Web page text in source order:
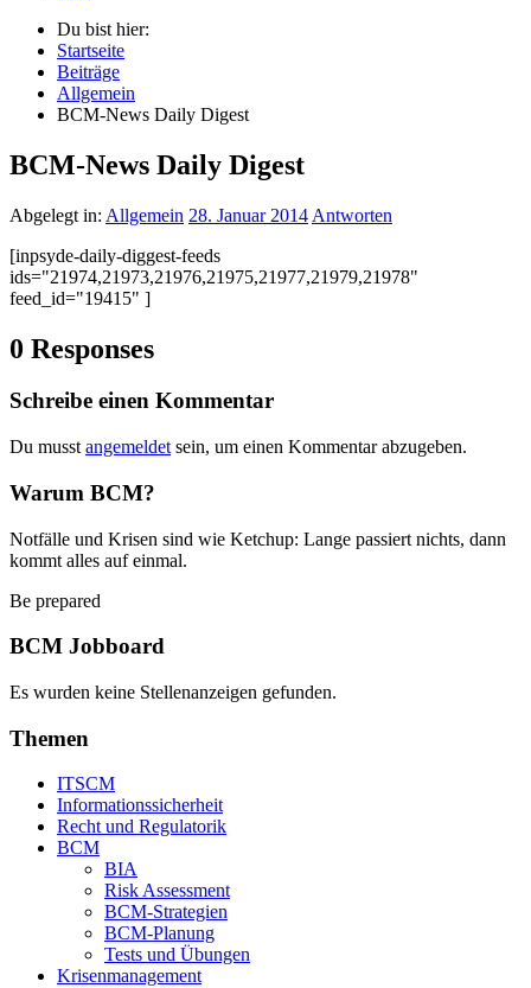
Du bist hier:
Startseite
Beiträge
Allgemein
BCM-News Daily Digest
BCM-News Daily Digest
Abgelegt in: Allgemein 28. Januar 2014 Antworten
[inpsyde-daily-diggest-feeds
ids="21974,21973,21976,21975,21977,21979,21978"
feed_id="19415" ]
0 Responses
Schreibe einen Kommentar
Du musst angemeldet sein, um einen Kommentar abzugeben.
Warum BCM?
Notfälle und Krisen sind wie Ketchup: Lange passiert nichts, dann
kommt alles auf einmal.
Be prepared
BCM Jobboard
Es wurden keine Stellenanzeigen gefunden.
Themen
ITSCM
Informationssicherheit
Recht und Regulatorik
BCM
BIA
Risk Assessment
BCM-Strategien
BCM-Planung
Tests und Übungen
Krisenmanagement